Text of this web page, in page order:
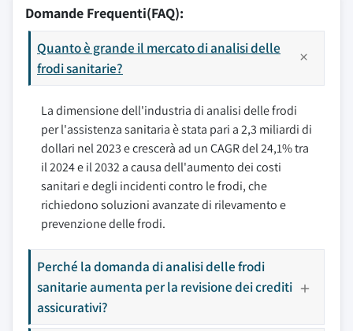
Domande Frequenti(FAQ):
Quanto è grande il mercato di analisi delle
frodi sanitarie?
La dimensione dell'industria di analisi delle frodi
per l'assistenza sanitaria è stata pari a 2,3 miliardi di
dollari nel 2023 e crescerà ad un CAGR del 24,1% tra
il 2024 e il 2032 a causa dell'aumento dei costi
sanitari e degli incidenti contro le frodi, che
richiedono soluzioni avanzate di rilevamento e
prevenzione delle frodi.
Perché la domanda di analisi delle frodi
sanitarie aumenta per la revisione dei crediti
assicurativi?